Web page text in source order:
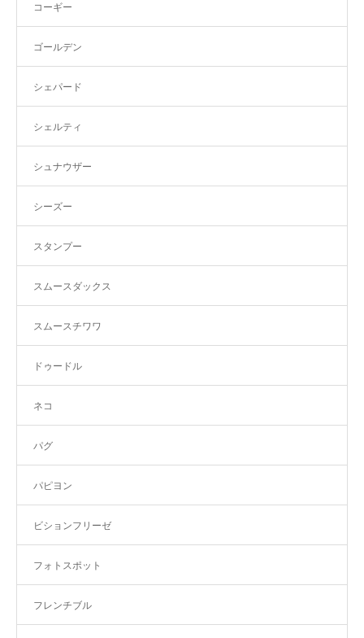
コーギー
ゴールデン
シェパード
シェルティ
シュナウザー
シーズー
スタンプー
スムースダックス
スムースチワワ
ドゥードル
ネコ
パグ
パピヨン
ビションフリーゼ
フォトスポット
フレンチブル